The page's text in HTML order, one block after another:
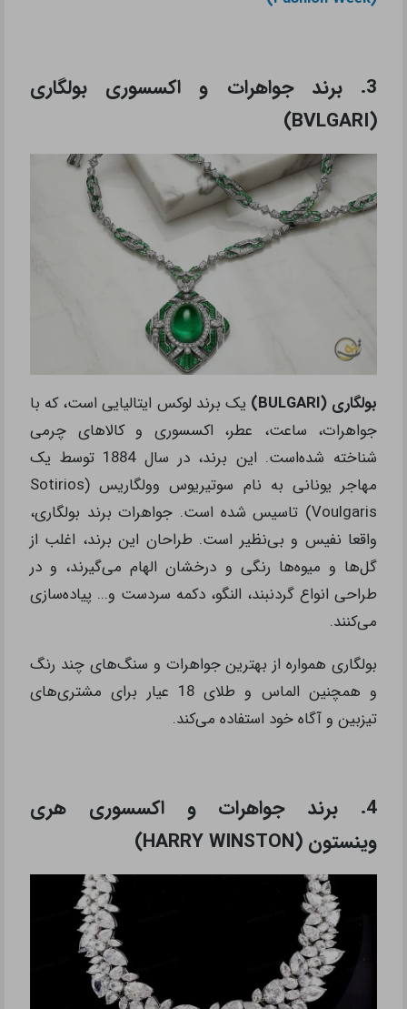
3. برند جواهرات و اکسسوری بولگاری
(
BVLGARI
)
بولگاری (BULGARI)
یک برند لوکس ایتالیایی است، که با
جواهرات، ساعت، عطر، اکسسوری و کالاهای چرمی
شناخته شده‌است. این برند، در سال 1884 توسط یک
مهاجر یونانی به نام سوتیریوس وولگاریس (Sotirios
Voulgaris) تاسیس شده است. جواهرات برند بولگاری،
واقعا نفیس و بی‌نظیر است. طراحان این برند، اغلب از
گل‌ها و میوه‌ها رنگی و درخشان الهام می‌گیرند، و در
طراحی انواع گردنبند، النگو، دکمه سردست و... پیاده‌سازی
می‌کنند.
بولگاری همواره از بهترین جواهرات و سنگ‌های چند رنگ
و همچنین الماس و طلای 18 عیار برای مشتری‌های
تیزبین و آگاه خود استفاده می‌کند.
4. برند جواهرات و اکسسوری هری
وینستون (HARRY WINSTON)